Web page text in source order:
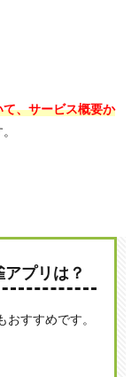
、サービス概要か
プリは？
おすすめです。